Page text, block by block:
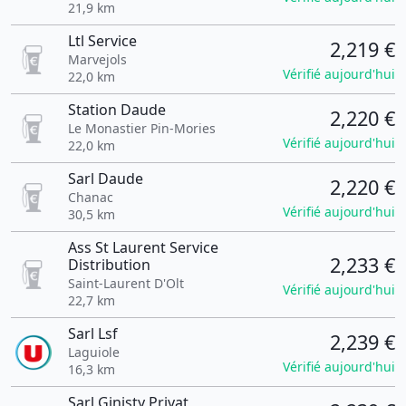
21,9 km
Ltl Service
Marvejols
22,0 km
2,219 €
Vérifié aujourd'hui
Station Daude
Le Monastier Pin-Mories
22,0 km
2,220 €
Vérifié aujourd'hui
Sarl Daude
Chanac
30,5 km
2,220 €
Vérifié aujourd'hui
Ass St Laurent Service
Distribution
Saint-Laurent D'Olt
22,7 km
2,233 €
Vérifié aujourd'hui
Sarl Lsf
Laguiole
16,3 km
2,239 €
Vérifié aujourd'hui